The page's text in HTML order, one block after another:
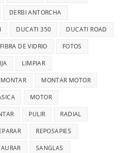
DERBI ANTORCHA
DUCATI 350 DUCATI ROAD
FIBRA DE VIDRIO FOTOS
LIMPIAR
MONTAR MONTAR MOTOR
MOTOR
PULIR RADIAL
REPOSAPIES
SANGLAS